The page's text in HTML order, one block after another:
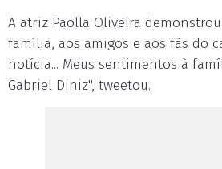
A atriz Paolla Oliveira
família, aos amigos e aos fãs do
notícia... Meus sentimentos à
Gabriel Diniz", tweetou.